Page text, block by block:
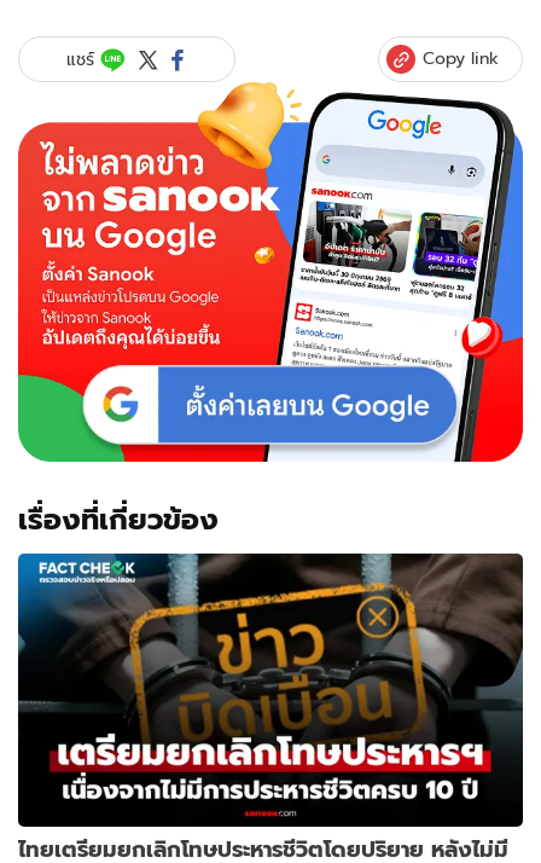
แชร์ Copy link
เรื่องที่เกี่ยวข้อง
ไทยเตรียมยกเลิกโทษประหารชีวิตโดยปริยาย หลังไม่มี